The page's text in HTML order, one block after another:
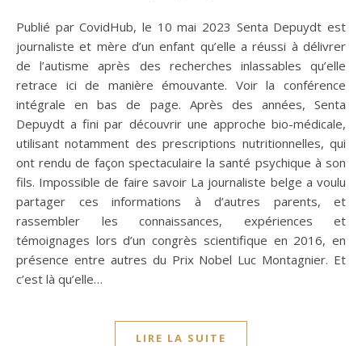
Publié par CovidHub, le 10 mai 2023 Senta Depuydt est
journaliste et mère d’un enfant qu’elle a réussi à délivrer
de l’autisme après des recherches inlassables qu’elle
retrace ici de manière émouvante. Voir la conférence
intégrale en bas de page. Après des années, Senta
Depuydt a fini par découvrir une approche bio-médicale,
utilisant notamment des prescriptions nutritionnelles, qui
ont rendu de façon spectaculaire la santé psychique à son
fils. Impossible de faire savoir La journaliste belge a voulu
partager ces informations à d’autres parents, et
rassembler les connaissances, expériences et
témoignages lors d’un congrès scientifique en 2016, en
présence entre autres du Prix Nobel Luc Montagnier. Et
c’est là qu’elle…
LIRE LA SUITE